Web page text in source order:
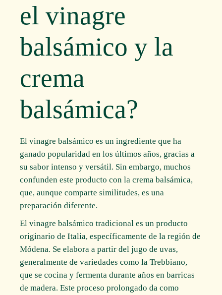
el vinagre
balsámico y la
crema
balsámica?
El vinagre balsámico es un ingrediente que ha
ganado popularidad en los últimos años, gracias a
su sabor intenso y versátil. Sin embargo, muchos
confunden este producto con la crema balsámica,
que, aunque comparte similitudes, es una
preparación diferente.
El vinagre balsámico tradicional es un producto
originario de Italia, específicamente de la región de
Módena. Se elabora a partir del jugo de uvas,
generalmente de variedades como la Trebbiano,
que se cocina y fermenta durante años en barricas
de madera. Este proceso prolongado da como